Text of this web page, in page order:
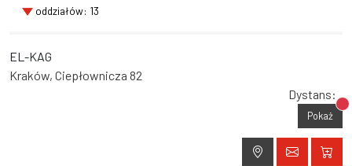
oddziałów: 13
EL-KAG
Kraków, Ciepłownicza 82
Dystans:
Pokaż